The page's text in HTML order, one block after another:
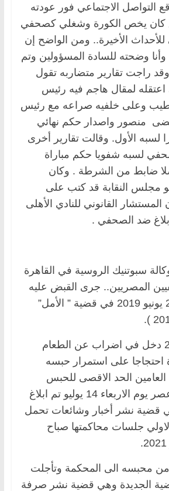
التواصل الاجتماعي فور عودته
كان يخص الكورة وشغلي كصحفي
للأحداث الأخيرة.. ومن الواضح إن
وضحته للسادة المسؤولين وتم
وقد راجت تقارير متضاربه تقول
اعتقله لمقال هاجم فيه رئيس
وعلى خلفيه صراعه مع رئيس
منصور واصدار حكم نهائي
لسبه الأول. وقالت تقارير أخرى
لسبه شفويا حكم مباراة
ضابط من الشرطة . وكان
مجلس النقابة قد كتب على
القانوني للنادي الأهلى
ضد الصحفي .
سبوتنيك الروسية في القاهرة
المصريين.. جرى القبض عليه
من منزله فجر 25 يونيو 2019 في قضية ” الأمل”
في 10 يوليو 2021 دخل في اضراب عن الطعام
على استمرار حبسه
العامين الحد الاقصى للحبس
الاحتياطي. وفي عصر يوم الاربعاء 14 يوليو تم ابلاغ
قضية نشر أخبار وشائعات تحمل
لاولي جلسات محاكمتها صباح
محبسه الى المحكمة وتأجلت
الجديدة وهي قضية نشر صرفة